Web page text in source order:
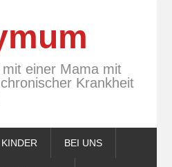
einer Mama mit
Krankheit
KINDER BEI UNS